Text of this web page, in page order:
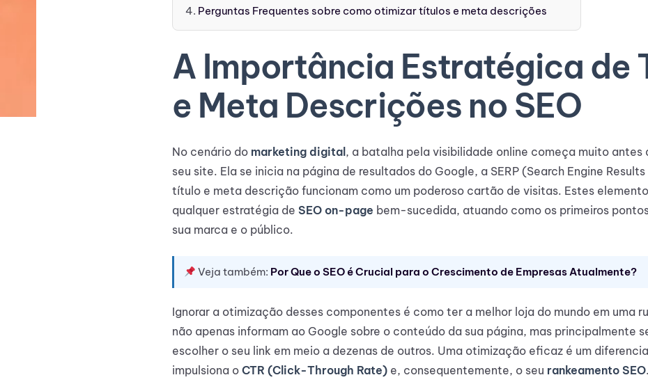
Perguntas Frequentes sobre como otimizar títulos e meta descrições
A Importância Estratégica de
e Meta Descrições no SEO
No cenário do marketing digital , a batalha pela visibilidade online começa muito antes
seu site. Ela se inicia na página de resultados do Google, a SERP (Search Engine
título e meta descrição funcionam como um poderoso cartão de visitas. Estes
qualquer estratégia de SEO on-page bem-sucedida, atuando como os primeiros
sua marca e o público.
Veja também: Por Que o SEO é Crucial para o Crescimento de Empresas Atualmente?
Ignorar a otimização desses componentes é como ter a melhor loja do mundo em uma
não apenas informam ao Google sobre o conteúdo da sua página, mas principalmente
escolher o seu link em meio a dezenas de outros. Uma otimização eficaz é um
impulsiona o CTR (Click-Through Rate) e, consequentemente, o seu rankeamento SEO.